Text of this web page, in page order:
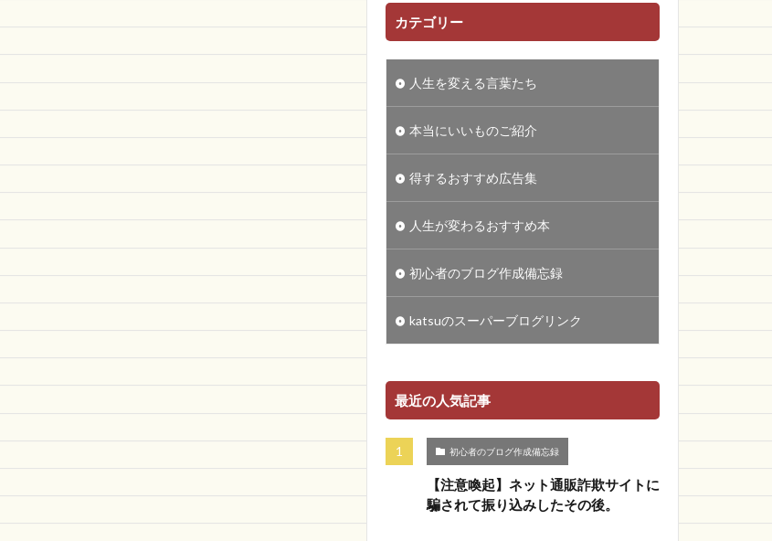
カテゴリー
人生を変える言葉たち
本当にいいものご紹介
得するおすすめ広告集
人生が変わるおすすめ本
初心者のブログ作成備忘録
katsuのスーパーブログリンク
最近の人気記事
初心者のブログ作成備忘録
【注意喚起】ネット通販詐欺サイトに
騙されて振り込みしたその後。